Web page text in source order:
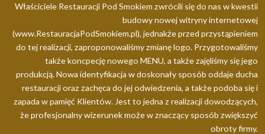
Właściciele Restauracji Pod Smokiem zwrócili się do nas w kwestii
budowy nowej witryny internetowej
(www.RestauracjaPodSmokiem.pl), jednakże przed przystąpieniem
do tej realizacji, zaproponowaliśmy zmianę logo. Przygotowaliśmy
także koncpecję nowego MENU, a także zajęliśmy się jego
produkcją. Nowa identyfikacja w doskonały sposób oddaje ducha
restauracji oraz zachęca do jej odwiedzenia, a także podoba się i
zapada w pamięć Klientów. Jest to jedna z realizacji dowodzących,
że profesjonalny wizerunek może w znaczący sposób zwiększyć
obroty firmy.